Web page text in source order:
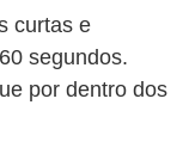
curtas e
segundos.
por dentro dos